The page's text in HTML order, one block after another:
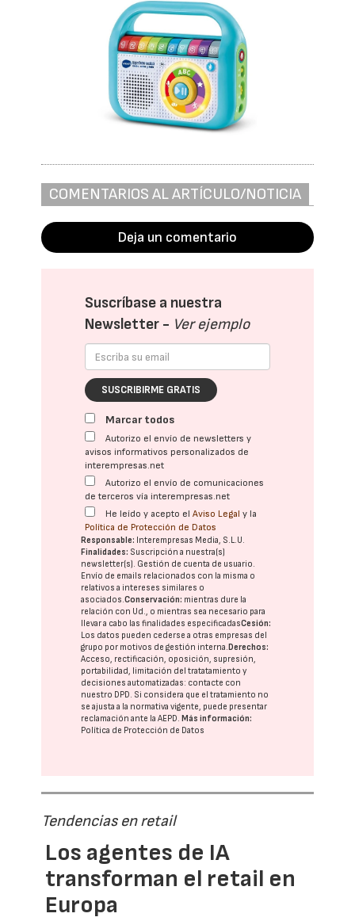
COMENTARIOS AL ARTÍCULO/NOTICIA
Deja un comentario
Suscríbase a nuestra
Newsletter - Ver ejemplo
SUSCRIBIRME GRATIS
Marcar todos
Autorizo el envío de newsletters y
avisos informativos personalizados de
interempresas.net
Autorizo el envío de comunicaciones
de terceros vía interempresas.net
He leído y acepto elAviso Legal y la
Política de Protección de Datos
Responsable: Interempresas Media, S.L.U.
Finalidades: Suscripción a nuestra(s)
newsletter(s). Gestión de cuenta de usuario.
Envío de emails relacionados con la misma o
relativos a intereses similares o
asociados.Conservación: mientras dure la
relación con Ud., o mientras sea necesario para
llevar a cabo las finalidades especificadasCesión:
Los datos pueden cederse a otras empresas del
grupo por motivos de gestión interna. Derechos:
Acceso, rectificación, oposición, supresión,
portabilidad, limitación del tratatamiento y
decisiones automatizadas: contacte con
nuestro DPD. Si considera que el tratamiento no
se ajusta a la normativa vigente, puede presentar
reclamación ante laAEPD. Más información:
Política de Protección de Datos
Tendencias en retail
Los agentes de IA
transforman el retail en
Europa